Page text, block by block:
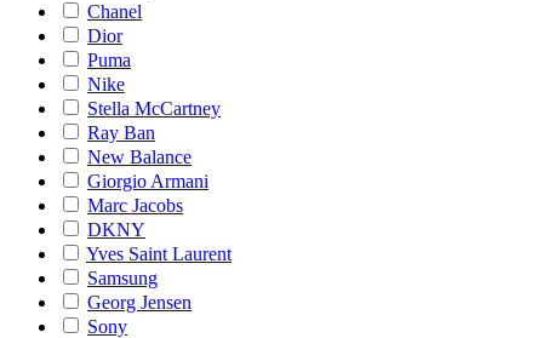
Chanel
Dior
Puma
Nike
Stella McCartney
Ray Ban
New Balance
Giorgio Armani
Marc Jacobs
DKNY
Yves Saint Laurent
Samsung
Georg Jensen
Sony